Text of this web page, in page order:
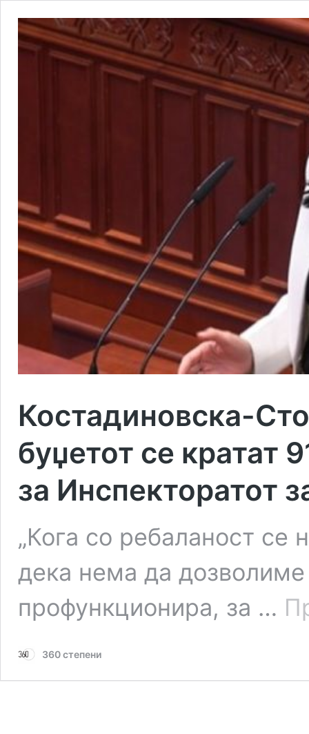
Костадиновска-
буџетот се кратат
за Инспекторатот
„Кога со ребаланост се
дека нема да дозволиме
профункционира, за …
360 степени